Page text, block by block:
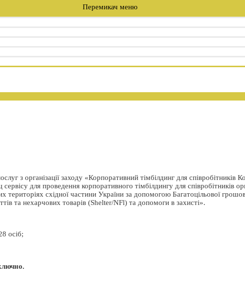
Перемикач меню
з організації заходу «Корпоративний тімбілдинг для співробітників
для проведення корпоративного тімбілдингу для співробітників
територіях східної частини України за допомогою Багатоцільової
та нехарчових товарів (Shelter/NFl) та допомоги в захисті».
осіб;